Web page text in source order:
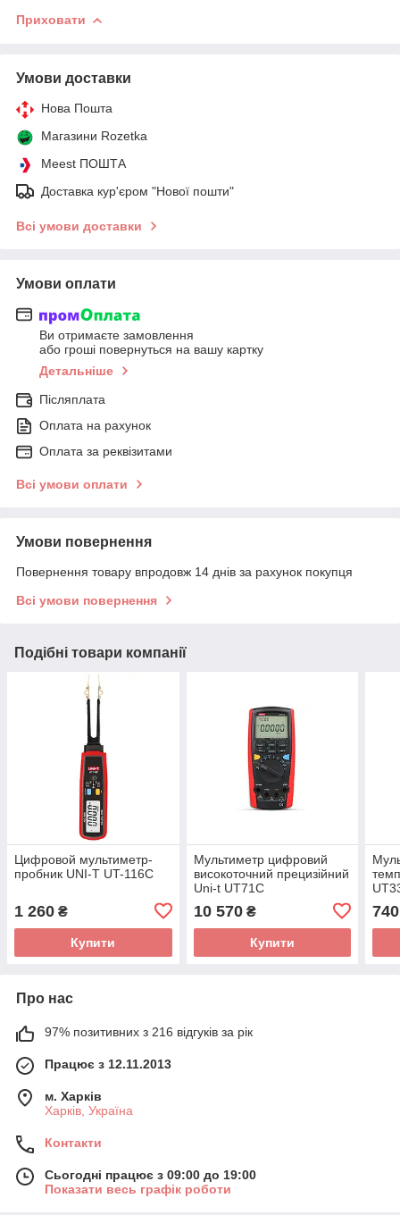
Приховати
Умови доставки
Нова Пошта
Магазини Rozetka
Meest ПОШТА
Доставка кур'єром "Нової пошти"
Всі умови доставки
Умови оплати
Ви отримаєте замовлення
або гроші повернуться на вашу картку
Детальніше
Післяплата
Оплата на рахунок
Оплата за реквізитами
Всі умови оплати
Умови повернення
Повернення товару впродовж 14 днів за рахунок покупця
Всі умови повернення
Подібні товари компанії
Цифровой мультиметр-
пробник UNI-T UT-116C
1 260 ₴
Купити
Мультиметр цифровий
високоточний прецизійний
Uni-t UT71C
10 570₴
Купити
740
Про нас
97% позитивних з 216 відгуків за рік
Працює з 12.11.2013
м. Харків
Харків, Україна
Контакти
Сьогодні працює з 09:00 до 19:00
Показати весь графік роботи